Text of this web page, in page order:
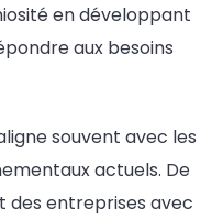
en développant
aux besoins
souvent avec les
actuels. De
des entreprises avec